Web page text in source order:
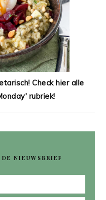
Check hier alle
rubriek!
NIEUWSBRIEF